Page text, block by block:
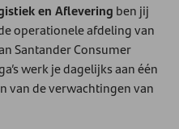
en Aflevering ben jij
operationele afdeling van
Santander Consumer
werk je dagelijks aan één
van de verwachtingen van